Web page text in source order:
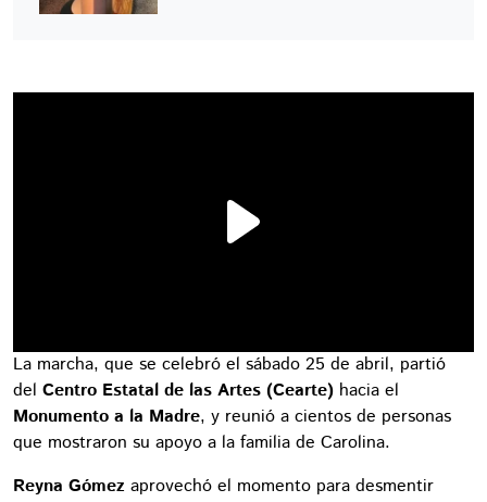
La marcha, que se celebró el sábado 25 de abril, partió
del Centro Estatal de las Artes (Cearte) hacia el
Monumento a la Madre, y reunió a cientos de personas
que mostraron su apoyo a la familia de Carolina.
Reyna Gómez aprovechó el momento para desmentir